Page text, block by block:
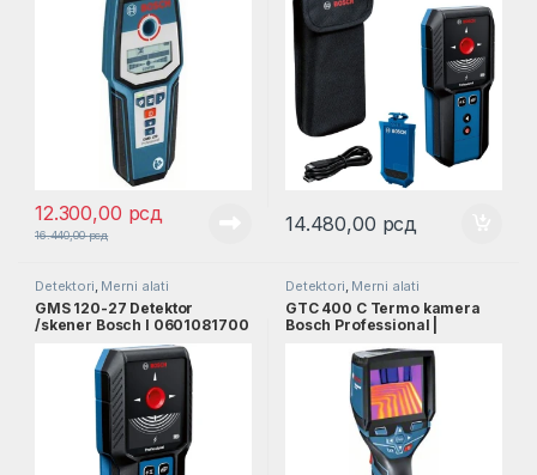
12.300,00 рсд
16.440,00рсд 14.480,00 рсд
Detektori, Merni alati
GMS 120-27 Detektor
/skener Bosch l 0601081700
Detektori, Merni alati
GTC 400 C Termo kamera
Bosch Professional |